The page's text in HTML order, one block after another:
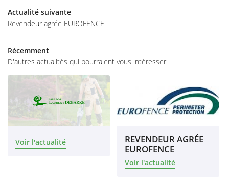
Accueil
& portails
Avis
Actualités
Contact
02 48 65 72
Actualité suivante
Revendeur agrée EUROFENCE
Récemment
D'autres actualités qui pourraient vous intéresser
Voir l'actualité
REVENDEUR AGRÉE
EUROFENCE
Voir l'actualité